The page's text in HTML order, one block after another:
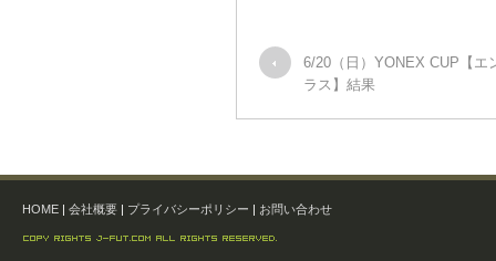
6/20（日）YONEX CUP【エ
ラス】結果
HOME | 会社概要 | プライバシーポリシー | お問い合わせ